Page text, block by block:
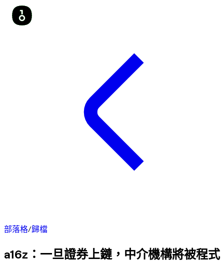
部落格/歸檔
a16z：一旦證券上鏈，中介機構將被程式